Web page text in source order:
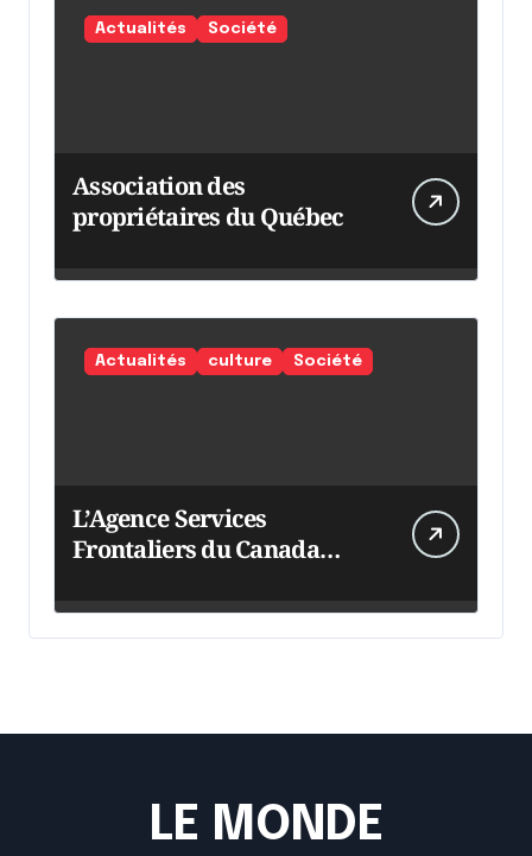
Actualités Société
Association des
propriétaires du Québec
Actualités culture Société
L’Agence Services
Frontaliers du Canada
LE MONDE